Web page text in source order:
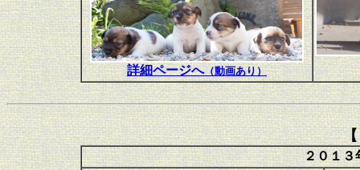
詳細ページへ（動画あり）
２０１３